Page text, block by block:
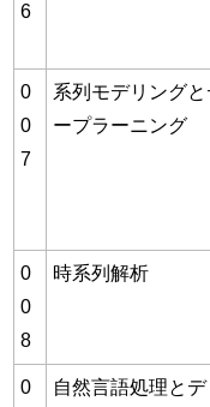
6
0
0
7
系列モデリングと
ープラーニング
0
0
8
時系列解析
0
自然言語処理とデ